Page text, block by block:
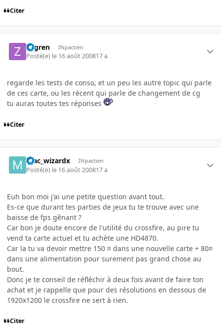
Citer
zogren INpactien
Posté(e) le 16 août 200817 a
regarde les tests de conso, et un peu les autre topic qui parle
de ces carte, ou les récent qui parle de changement de cg
tu auras toutes tes réponses
Citer
mac_wizardx INpactien
Posté(e) le 16 août 200817 a
Euh bon moi j'ai une petite question avant tout.
Es-ce que durant tes parties de jeux tu te trouve avec une
baisse de fps gênant ?
Car bon je doute encore de l'utilité du crossfire, au pire tu
vend ta carte actuel et tu achète une HD4870.
Car la tu va devoir mettre 150 ¤ dans une nouvelle carte + 80¤
dans une alimentation pour surement pas grand chose au
bout.
Donc je te conseil de réfléchir à deux fois avant de faire ton
achat et je rappelle que pour des résolutions en dessous de
1920x1200 le crossfire ne sert à rien.
Citer